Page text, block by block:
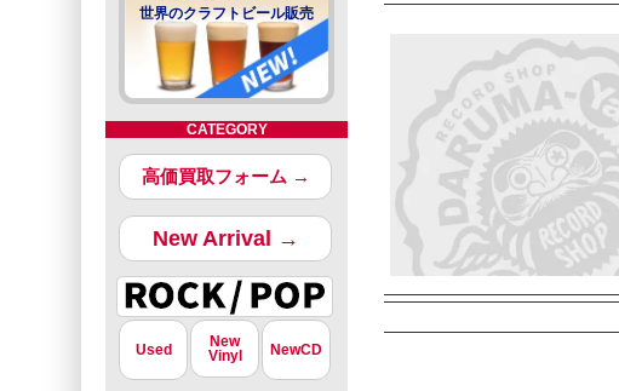
世界のクラフトビール販売
CATEGORY
高価買取フォーム →
New Arrival →
Used
New
Vinyl
NewCD